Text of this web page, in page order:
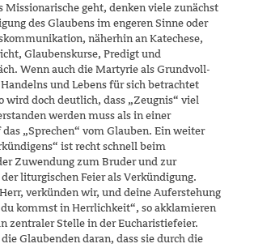
Missionarische geht, denken viele zunächst
des Glaubens im engeren Sinne oder
näherhin an Katechese,
Glaubenskurse, Predigt und
Wenn auch die Martyrie als Grundvoll­
und Lebens für sich betrachtet
wird doch deutlich, dass „Zeugnis“ viel
werden muss als in einer
„Sprechen“ vom Glauben. Ein wei­ter
ist recht schnell beim
Zuwendung zum Bruder und zur
liturgischen Feier als Verkündigung.
verkünden wir, und deine Aufer­stehung
kommst in Herrlichkeit“, so akklamieren
zentraler Stelle in der Eucharistiefeier.
Glaubenden daran, dass sie durch die